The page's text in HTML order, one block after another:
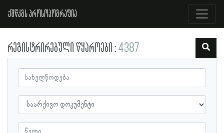
ქშწკგს პროსოპოგრაფია
რეგისტრირებული წყაროები 4387